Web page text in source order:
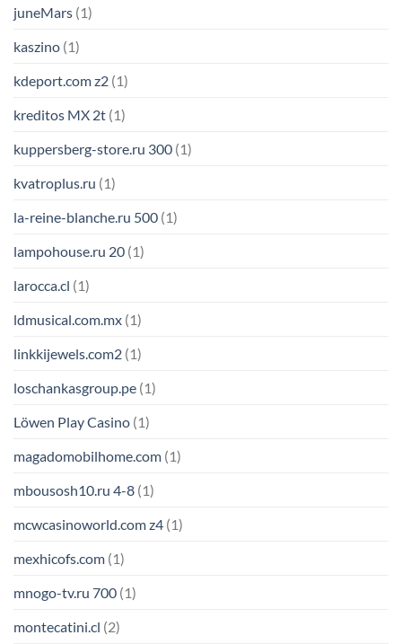
juneMars (1)
kaszino (1)
kdeport.com z2 (1)
kreditos MX 2t (1)
kuppersberg-store.ru 300 (1)
kvatroplus.ru (1)
la-reine-blanche.ru 500 (1)
lampohouse.ru 20 (1)
larocca.cl (1)
ldmusical.com.mx (1)
linkkijewels.com2 (1)
loschankasgroup.pe (1)
Löwen Play Casino (1)
magadomobilhome.com (1)
mbousosh10.ru 4-8 (1)
mcwcasinoworld.com z4 (1)
mexhicofs.com (1)
mnogo-tv.ru 700 (1)
montecatini.cl (2)